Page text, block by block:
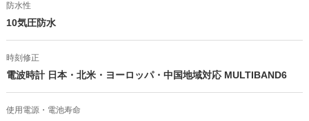
防水性
10気圧防水
時刻修正
電波時計 日本・北米・ヨーロッパ・中国地域対応 MULTIBAND6
使用電源・電池寿命